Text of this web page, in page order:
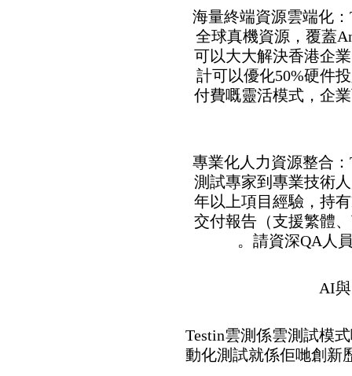
• 海量終端資源雲端化
全球真機資源，覆蓋
可以大大解決香港企
計可以優化50%硬件
付費嘅靈活模式，企
• 專業化人力資源整合
測試專家到專業技術
年以上項目經驗，持
交付報告（支援繁體
請資深QA人
Testin雲測係雲測試模
動化測試就係佢哋創新